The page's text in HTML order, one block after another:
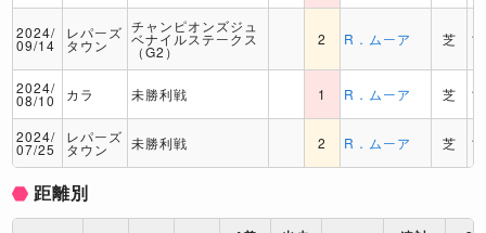
2024/
09/14
レパーズ
タウン
チャンピオンズジュ
ベナイルステークス
（G2）
2 R．ムーア 芝
2024/
08/10 カラ 未勝利戦 1 R．ムーア 芝
2024/
07/25
レパーズ
タウン 未勝利戦 2 R．ムーア 芝
距離別